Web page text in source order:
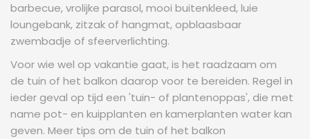
barbecue, vrolijke parasol, mooi buitenkleed, luie
loungebank, zitzak of hangmat, opblaasbaar
zwembadje of sfeerverlichting.
Voor wie wel op vakantie gaat, is het raadzaam om
de tuin of het balkon daarop voor te bereiden. Regel in
ieder geval op tijd een 'tuin- of plantenoppas', die met
name pot- en kuipplanten en kamerplanten water kan
geven. Meer tips om de tuin of het balkon